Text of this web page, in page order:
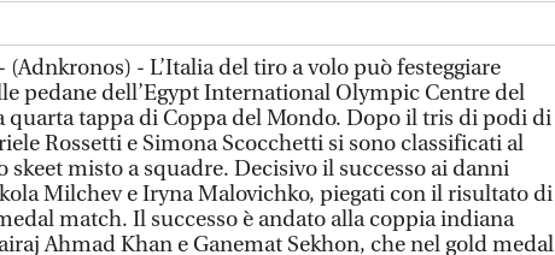
(Adnkronos) - L’Italia del tiro a volo può festeggiare
pedane dell’Egypt International Olympic Centre del
quarta tappa di Coppa del Mondo. Dopo il tris di podi di
Rossetti e Simona Scocchetti si sono classificati al
skeet misto a squadre. Decisivo il successo ai danni
Milchev e Iryna Malovichko, piegati con il risultato di
match. Il successo è andato alla coppia indiana
Ahmad Khan e Ganemat Sekhon, che nel gold medal